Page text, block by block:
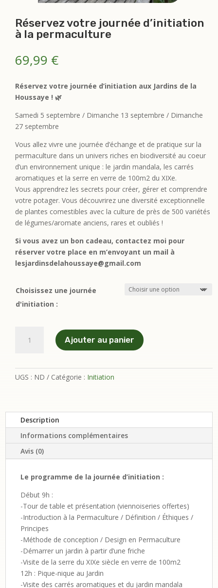
Réservez votre journée d’initiation
à la permaculture
69,99 €
Réservez votre journée d’initiation aux Jardins de la
Houssaye ! 🌿
Samedi 5 septembre / Dimanche 13 septembre / Dimanche
27 septembre
Vous allez vivre une journée d’échange et de pratique sur la
permaculture dans un univers riches en biodiversité au coeur
d’un environnement unique : le jardin mandala, les carrés
aromatiques et la serre en verre de 100m2 du XIXe.
Vous apprendrez les secrets pour créer, gérer et comprendre
votre potager. Vous découvrirez une diversité exceptionnelle
de plantes comestibles avec la culture de près de 500 variétés
de légumes/aromate anciens, rares et oubliés !
Si vous avez un bon cadeau, contactez moi pour
réserver votre place en m’envoyant un mail à
lesjardinsdelahoussaye@gmail.com
Choisissez une journée
d'initiation :
journée
la
permaculture
Ajouter au panier
UGS : ND Catégorie : Initiation
Description
Informations complémentaires
Avis (0)
Le programme de la journée d’initiation :
Début 9h :
-Tour de table et présentation (viennoiseries offertes)
-Introduction à la Permaculture / Définition / Éthiques /
Principes
-Méthode de conception / Design en Permaculture
-Démarrer un jardin à partir d’une friche
-Visite de la serre du XIXe siècle en verre de 100m2
12h : Pique-nique au Jardin
-Visite des carrés aromatiques et du jardin mandala